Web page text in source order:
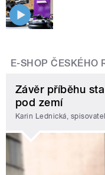
E-SHOP ČESKÉHO
Závěr příběhu
pod zemí
Karin Lednická,